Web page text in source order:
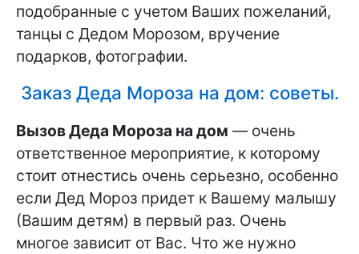
подобранные с учетом Ваших пожеланий,
танцы с Дедом Морозом, вручение
подарков, фотографии.
Заказ Деда Мороза на дом: советы.
Вызов Деда Мороза на дом — очень
ответственное мероприятие, к которому
стоит отнестись очень серьезно, особенно
если Дед Мороз придет к Вашему малышу
(Вашим детям) в первый раз. Очень
многое зависит от Вас. Что же нужно